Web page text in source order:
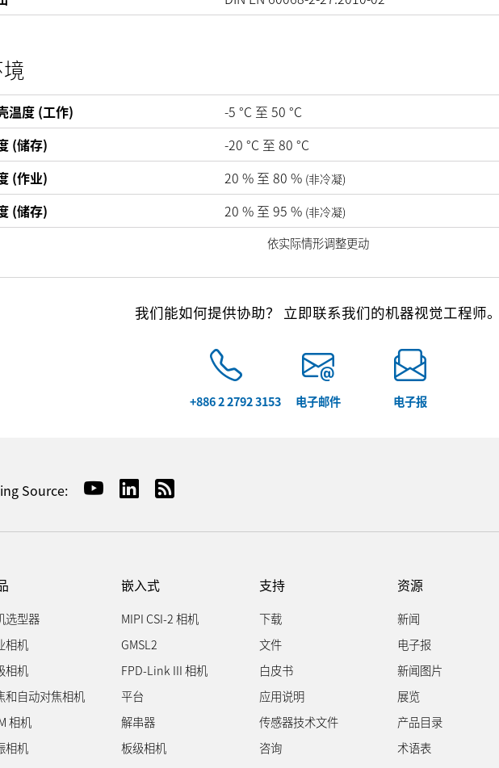
温度 (工作) -5 °C至 50 °C
(储存)
-20 °C至 80 °C
(作业)
20 %至 80 % (非冷凝)
(储存) 20 %至 95 % (非冷凝)
依实际情形调整更动
我们能如何提供协助？ 立即联系我们的机器视觉工程师
+886 2 2792 3153 电子邮件 电子报
Source:
选型器
相机
相机
和自动对焦相机
相机
相机
嵌入式
MIPI CSI-2 相机
GMSL2
FPD-Link III 相机
平台
解串器
板级相机
支持
下载
文件
白皮书
应用说明
传感器技术文件
咨询
资源
新闻
电子报
新闻图片
展览
产品目录
术语表